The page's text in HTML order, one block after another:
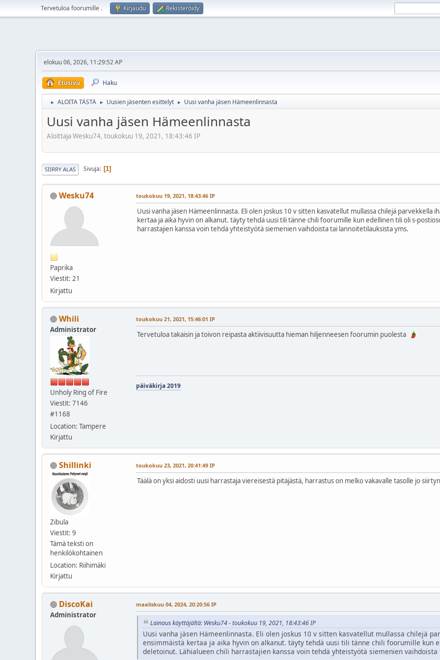
Tervetuloa foorumille . Kirjaudu Rekisteröidy
elokuu 06, 2026, 11:29:52 AP
Etusivu Haku
► ALOITA TÄSTÄ ► Uusien jäsenten esittelyt ► Uusi vanha jäsen Hämeenlinnasta
Uusi vanha jäsen Hämeenlinnasta
Aloittaja Wesku74, toukokuu 19, 2021, 18:43:46 IP
SIIRRY ALAS Sivuja 1
Wesku74
Paprika
Viestit: 21
Kirjattu
toukokuu 19, 2021, 18:43:46 IP
Uusi vanha jäsen Hämeenlinnasta. Eli olen joskus 10 v sitten kasvatellut mullassa chilejä
kertaa ja aika hyvin on alkanut. täyty tehdä uusi tili tänne chili foorumille kun edellinen tili oli s-
harrastajien kanssa voin tehdä yhteistyötä siemenien vaihdoista tai lannoitetilauksista yms.
Whili
Administrator
Unholy Ring of Fire
Viestit: 7146
#1168
Location: Tampere
Kirjattu
toukokuu 21, 2021, 15:46:01 IP
Tervetuloa takaisin ja toivon reipasta aktiivisuutta hieman hiljenneesen foorumin puolesta
päiväkirja 2019
Shillinki
Zibula
Viestit: 9
Tämä teksti on
henkilökohtainen
Location: Riihimäki
Kirjattu
toukokuu 23, 2021, 20:41:49 IP
Täälä on yksi aidosti uusi harrastaja viereisestä pitäjästä, harrastus on melko vakavalle tasolle jo
DiscoKai
Administrator
maaliskuu 04, 2024, 20:20:56 IP
Lainaus käyttäjältä: Wesku74 - toukokuu 19, 2021, 18:43:46 IP
Uusi vanha jäsen Hämeenlinnasta. Eli olen joskus 10 v sitten kasvatellut mullassa chilejä
ensimmäistä kertaa ja aika hyvin on alkanut. täyty tehdä uusi tili tänne chili foorumille kun
deletoinut. Lähialueen chili harrastajien kanssa voin tehdä yhteistyötä siemenien